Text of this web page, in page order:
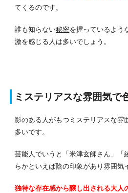
てくるのです。
誰も知らない秘密を握っているよう
激を感じる人は多いでしょう。
ミステリアスな雰囲気で
影のある人がもつミステリアスな雰
多いです。
芸能人でいうと「米津玄師さん」「
らかといえば陰の印象があり雰囲気
独特な存在感から醸し出される大人